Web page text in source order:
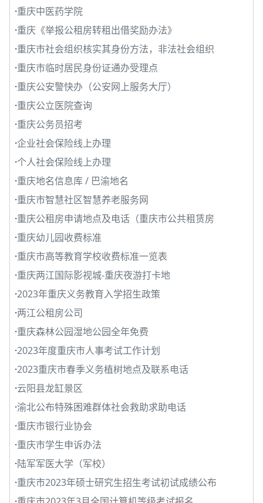
·重庆中医药学院
·重庆《举报公租房转租出借奖励办法》
·重庆市社会组织核实其身份方法，非法社会组织
·重庆市临时居民身份证通办受理点
·重庆公安警快办（公安网上服务大厅）
·重庆公立医院查询
·重庆公务员招考
·企业社会保险线上办理
·个人社会保险线上办理
·重庆地名信息库 / 巴渝地名
·重庆市智慧社区智慧养老服务网
·重庆公租房申请地点及电话（重庆市公共租赁房
·重庆幼儿园收费标准
·重庆市高等教育学校收费标准一览表
·重庆两江国际影视城-重庆夜游打卡地
·2023年重庆义务教育入学招生政策
·两江公租房公司
·重庆森林公园湿地公园全年免费
·2023年度重庆市人事考试工作计划
·2023重庆市春季义务植树地点及联系电话
·云阳县龙缸景区
·渝北公布特殊困难群体社会救助求助电话
·重庆市银行业协会
·重庆市学生申诉办法
·陆军军医大学（军校）
·重庆市2023年硕士研究生招生考试初试成绩公布